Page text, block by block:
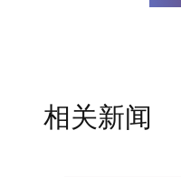
相关新闻